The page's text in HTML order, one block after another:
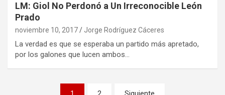
LM: Giol No Perdonó a Un Irreconocible León
Prado
noviembre 10, 2017 Jorge Rodríguez Cáceres
La verdad es que se esperaba un partido más apretado,
por los galones que lucen ambos…